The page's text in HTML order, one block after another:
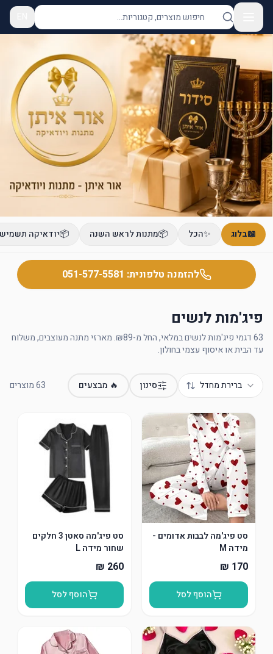
📖בלוג ✨הכל 📦מתנות לראש השנה 📦יודאיקה
להזמנה טלפונית: 051-577-5581
פיג'מות לנשים
63 דגמי פיג'מות לנשים במלאי, החל מ-₪89. מארזי מתנה מעוצבים, משלוח
עד הבית או איסוף עצמי בחולון.
ברירת מחדל סינון 🔥 מבצעים 63מוצרים
סט פיג'מה לבבות אדומים -
מידה M
הוסף לסל
סט פיג'מה סאטן 3 חלקים
שחור מידה L
הוסף לסל